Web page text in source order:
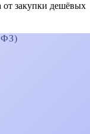
закупки дешёвых